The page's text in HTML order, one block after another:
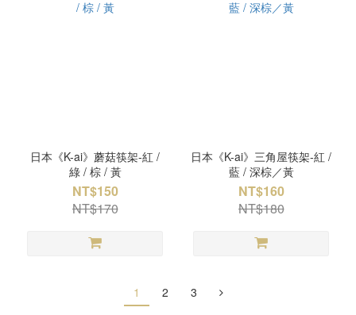
日本《K-ai》蘑菇筷架-紅 /
綠 / 棕 / 黃
NT$150
NT$170
日本《K-ai》三角屋筷架-紅 /
藍 / 深棕／黃
NT$160
NT$180
1 2 3